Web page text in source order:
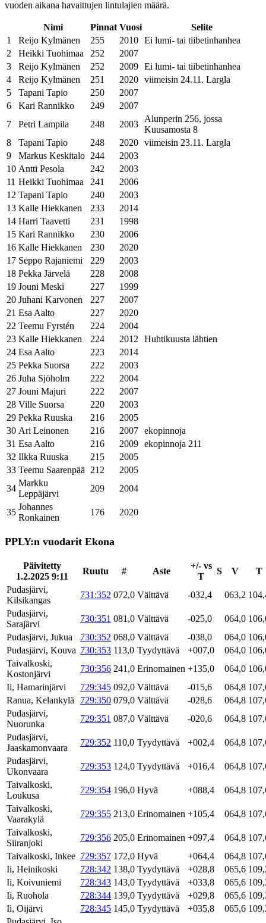
vuoden aikana havaittujen lintulajien määrä.
Nimi Pinnat Vuosi
Selite
1
Reijo Kylmänen 255 2010 Ei lumi- tai tiibetinhanhea
2
Heikki Tuohimaa 252
2007
3
Reijo Kylmänen 252 2009 Ei lumi- tai tiibetinhanhea
4
Reijo Kylmänen 251 2020 viimeisin 24.11. Largla
5
Tapani Tapio 250
2007
6
Kari Rannikko 249
2007
7
Petri Lampila 248 2003
Alunperin 256, jossa
Kuusamosta 8
8
Tapani Tapio 248 2020 viimeisin 23.11. Largla
9
Markus Keskitalo 244
2003
10 Antti Pesola 242
2003
11 Heikki Tuohimaa 241
2006
12 Tapani Tapio 240
2003
13 Kalle Hiekkanen 233
2014
14 Harri Taavetti 231
1998
15 Kari Rannikko 230
2006
16 Kalle Hiekkanen 230
2020
17 Seppo Rajaniemi 229
2003
18 Pekka Järvelä 228
2008
19 Jouni Meski 227
1999
20 Juhani Karvonen 227
2007
21 Esa Aalto 227
2020
22 Teemu Fyrstén 224
2004
23 Kalle Hiekkanen 224 2012
Huhtikuusta lähtien
24 Esa Aalto 223
2014
25 Pekka Suorsa 222
2003
26 Juha Sjöholm 222
2004
27 Jouni Majuri 222
2007
28 Ville Suorsa 220
2003
29 Pekka Ruuska 216
2005
30 Ari Leinonen 216 2007 ekopinnoja
31 Esa Aalto 216 2009 ekopinnoja 211
32 Ilkka Ruuska 215
2005
33 Teemu Saarenpää 212
2005
34
Markku
Leppäjärvi
209 2004
35
Johannes
Ronkainen
176 2020
PPLY:n vuodarit Ekona
Päivitetty
1.2.2025 9:11
Ruutu # Aste
+/- vs
T
S V
T
Pudasjärvi,
Kilsikangas
731:352 072,0 Välttävä -032,4 063,2
Pudasjärvi,
Sarajärvi
730:351 081,0 Välttävä -025,0 064,0
Pudasjärvi, Jukua
730:352 068,0 Välttävä -038,0 064,0
Pudasjärvi, Kouva 730:353 113,0 Tyydyttävä +007,0 064,0
Taivalkoski,
Kostonjärvi
730:356 241,0 Erinomainen +135,0 064,0
Ii, Hamarinjärvi
729:345 092,0 Välttävä -015,6 064,8
Ranua, Kelankylä
729:350 079,0 Välttävä -028,6 064,8
Pudasjärvi,
Nuorunka
729:351 087,0 Välttävä -020,6 064,8
Pudasjärvi,
Jaaskamonvaara
729:352 110,0 Tyydyttävä +002,4 064,8
Pudasjärvi,
Ukonvaara
729:353 124,0 Tyydyttävä +016,4 064,8
Taivalkoski,
Loukusa
729:354 196,0 Hyvä +088,4 064,8
Taivalkoski,
Vaarakylä
729:355 213,0 Erinomainen +105,4 064,8
Taivalkoski,
Siiranjoki
729:356 205,0 Erinomainen +097,4 064,8
Taivalkoski, Inkee 729:357 172,0 Hyvä +064,4 064,8
Ii, Heinikoski
728:342 138,0 Tyydyttävä +028,8 065,6
Ii, Koivuniemi
728:343 143,0 Tyydyttävä +033,8 065,6
Ii, Ruohola
728:344 139,0 Tyydyttävä +029,8 065,6
Ii, Oijärvi
728:345 145,0 Tyydyttävä +035,8 065,6